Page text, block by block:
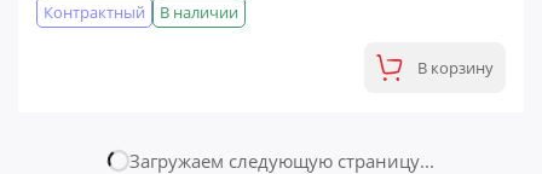
В наличии
Контрактный
В корзину
Загружаем следующую страницу...